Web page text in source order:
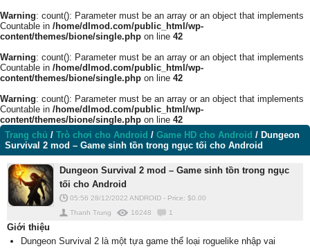
Warning: count(): Parameter must be an array or an object that implements
Countable in /home/dlmod.com/public_html/wp-
content/themes/bione/single.php on line 42
Warning: count(): Parameter must be an array or an object that implements
Countable in /home/dlmod.com/public_html/wp-
content/themes/bione/single.php on line 42
Warning: count(): Parameter must be an array or an object that implements
Countable in /home/dlmod.com/public_html/wp-
content/themes/bione/single.php on line 42
Trang chủ / Trò chơi cho Android / Game HD cho Android / Dungeon
Survival 2 mod – Game sinh tồn trong ngục tối cho Android
Dungeon Survival 2 mod – Game sinh tồn trong ngục
tối cho Android
05:56 28/12/2022 ANDROID - Price: $0.00
Thanh Trung
16248 1
Giới thiệu
Dungeon Survival 2 là một tựa game thể loại roguelike nhập vai